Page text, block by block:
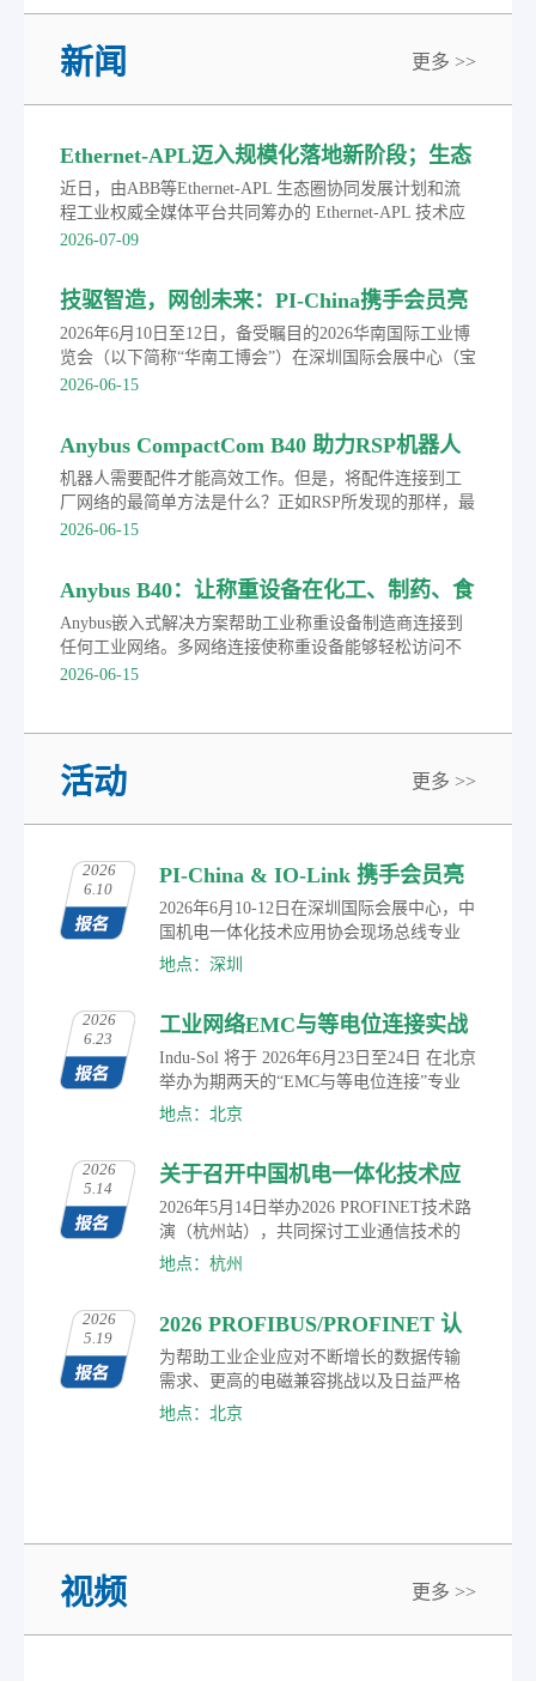
新闻 更多 >>
Ethernet-APL迈入规模化落地新阶段；生态
圈联合发布APL选型手册
近日，由ABB等Ethernet-APL 生态圈协同发展计划和流
程工业权威全媒体平台共同筹办的 Ethernet-APL 技术应
用巡回研讨会首站落地浙江宁波。会上，生态圈成员单
工业以太网技术与深耕行业的实践积淀，ABB 致力于助
力广大流程工业用户打通端到端完整数据链路，打破传
统数据孤岛，为工厂智能化转型和迈向AI驱动的自主智
能运营夯实数据根基。
2026-07-09
技驱智造，网创未来：PI-China携手会员亮
相华南工博会并成功举办PROFINET技术路
演
2026年6月10日至12日，备受瞩目的2026华南国际工业博
览会（以下简称“华南工博会”）在深圳国际会展中心（宝
安新馆）盛大举行。作为工业通信与自动化技术领域的
专业委员会（PI-China）携手多家会员单位亮相本次盛
会，并同期举办了“技驱智造 网创未来”2026年
PROFINET技术路演，全面展示了以PROFINET技术为核
心的工业通信创新成果，成为本届展会推动制造业数字
化转型的一大亮点。
2026-06-15
Anybus CompactCom B40 助力RSP机器人
配件客户实现PROFINET等主流协议
机器人需要配件才能高效工作。但是，将配件连接到工
厂网络的最简单方法是什么？正如RSP所发现的那样，最
简单的方法是使用Anybus的现成产品和专业知识。
2026-06-15
Anybus B40：让称重设备在化工、制药、食
品行业任意切换PROFINET等主流协议
Anybus嵌入式解决方案帮助工业称重设备制造商连接到
任何工业网络。多网络连接使称重设备能够轻松访问不
同的控制系统，加快了上市时间。
2026-06-15
活动 更多 >>
2026
6.10
PI-China & IO-Link 携手会员亮
相2026华南国际工业博览会
2026年6月10-12日在深圳国际会展中心，中
国机电一体化技术应用协会现场总线专业
委员会（PI-China）作为常驻展商，携手PI-
成果与创新应用，涵盖丰富多元的数字化
转型通信解决方案。届时，观众可参与现
场技术交流、合作洽谈，深度洞察自动化
地点：深圳
2026
6.23
工业网络EMC与等电位连接实战
培训通知
Indu-Sol 将于 2026年6月23日至24日 在北京
举办为期两天的“EMC与等电位连接”专业
培训课程。通过理论讲解、案例分析与现
位连接的关键问题。
地点：北京
2026
5.14
关于召开中国机电一体化技术应
用协会现场总线专业委员会 2026
PROFINET技术路演（杭州站）
的通知
2026年5月14日举办2026 PROFINET技术路
演（杭州站），共同探讨工业通信技术的
最新进展、应用实践及未来趋势。
地点：杭州
2026
5.19
2026 PROFIBUS/PROFINET 认
证工程师技术培训报名
为帮助工业企业应对不断增长的数据传输
需求、更高的电磁兼容挑战以及日益严格
的网络安全要求，盈速工业通讯技术（北
地点：北京
视频 更多 >>